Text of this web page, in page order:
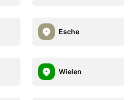
Esche
Wielen